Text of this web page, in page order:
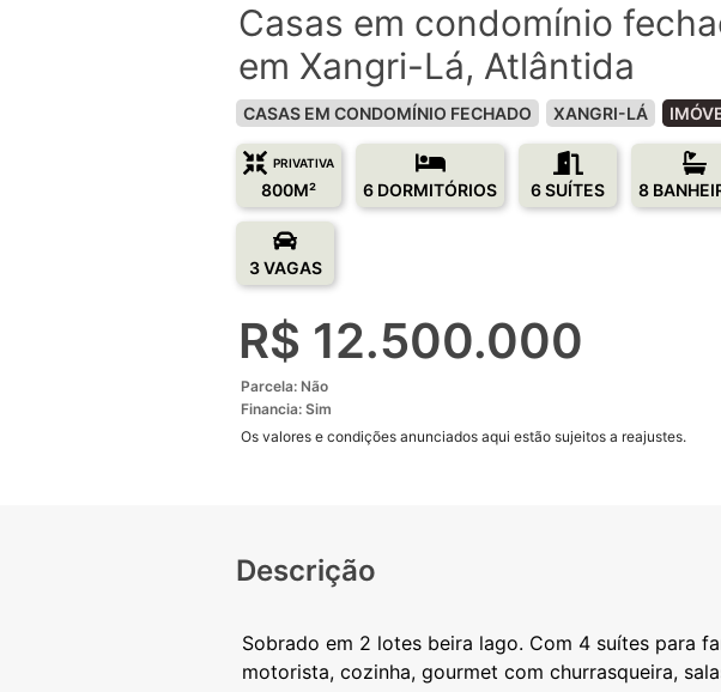
Casas em condomínio
em Xangri-Lá, Atlântida
CASAS EM CONDOMÍNIO FECHADO XANGRI-LÁ
PRIVATIVA
800M² 6 DORMITÓRIOS 6 SUÍTES 8
3 VAGAS
R$ 12.500.000
Parcela: Não
Financia: Sim
Os valores e condições anunciados aqui estão sujeitos a reajustes.
Descrição
Sobrado em 2 lotes beira lago. Com 4 suítes para
motorista, cozinha, gourmet com churrasqueira,